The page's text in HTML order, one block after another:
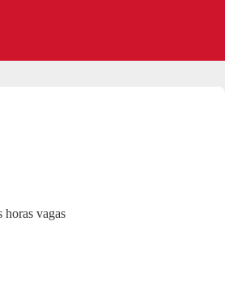
vagas